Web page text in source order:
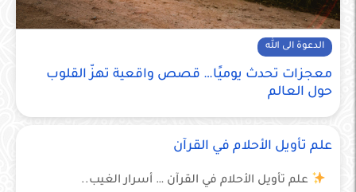
الدعوة الى الله
معجزات تحدث يوميًا… قصص واقعية تهزّ القلوب
حول العالم
علم تأويل الأحلام في القرآن
علم تأويل الأحلام في القرآن … أسرار الغيب..